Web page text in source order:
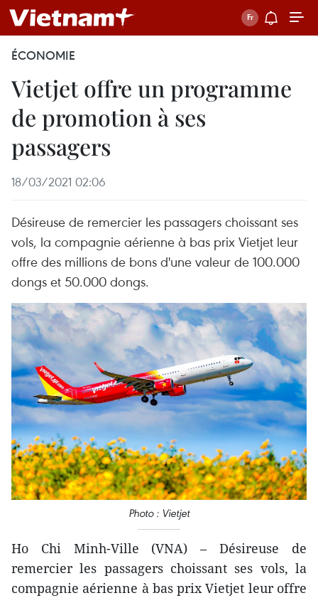
ÉCONOMIE
Vietjet offre un programme
de promotion à ses
passagers
18/03/2021 02:06
Désireuse de remercier les passagers choissant ses
vols, la compagnie aérienne à bas prix Vietjet leur
offre des millions de bons d'une valeur de 100.000
dongs et 50.000 dongs.
Photo : Vietjet
Ho Chi Minh-Ville (VNA) – Désireuse de
remercier les passagers choissant ses vols, la
compagnie aérienne à bas prix Vietjet leur offre